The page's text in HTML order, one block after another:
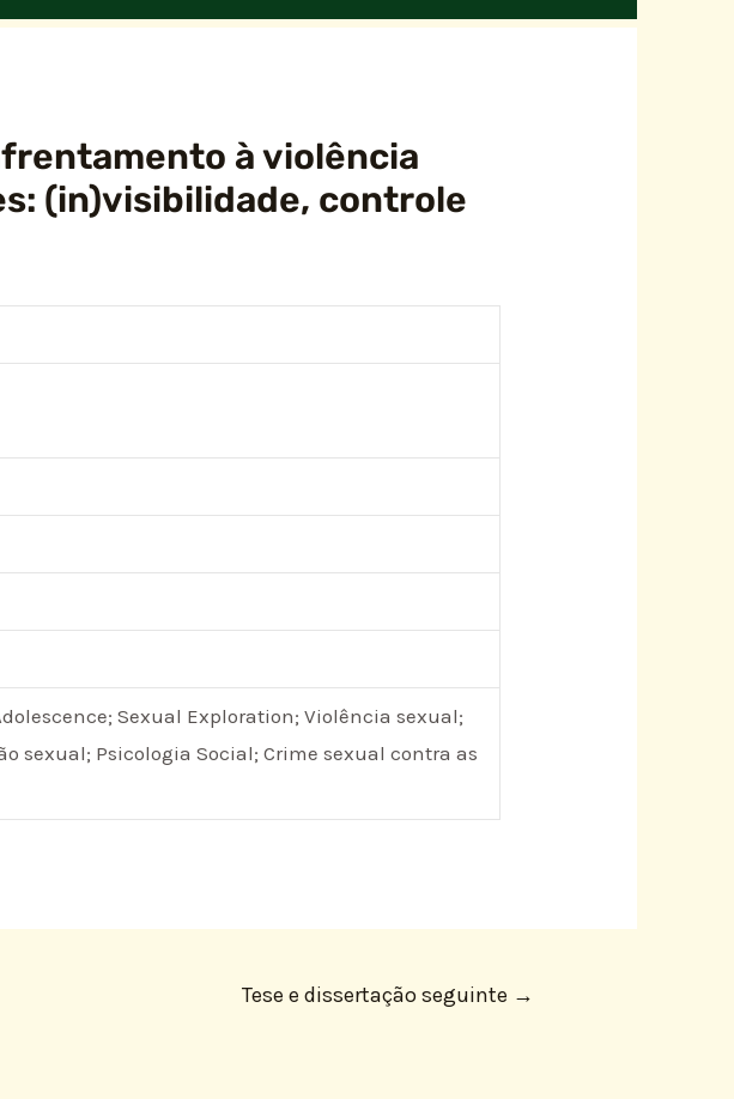
à violência
(in)visibilidade, controle
Sexual Exploration; Violência sexual;
sexual; Psicologia Social; Crime sexual contra as
Tese e dissertação seguinte →